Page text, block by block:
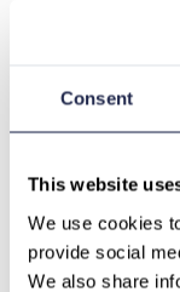
Consent
This website
We use cookies
provide social
We also share